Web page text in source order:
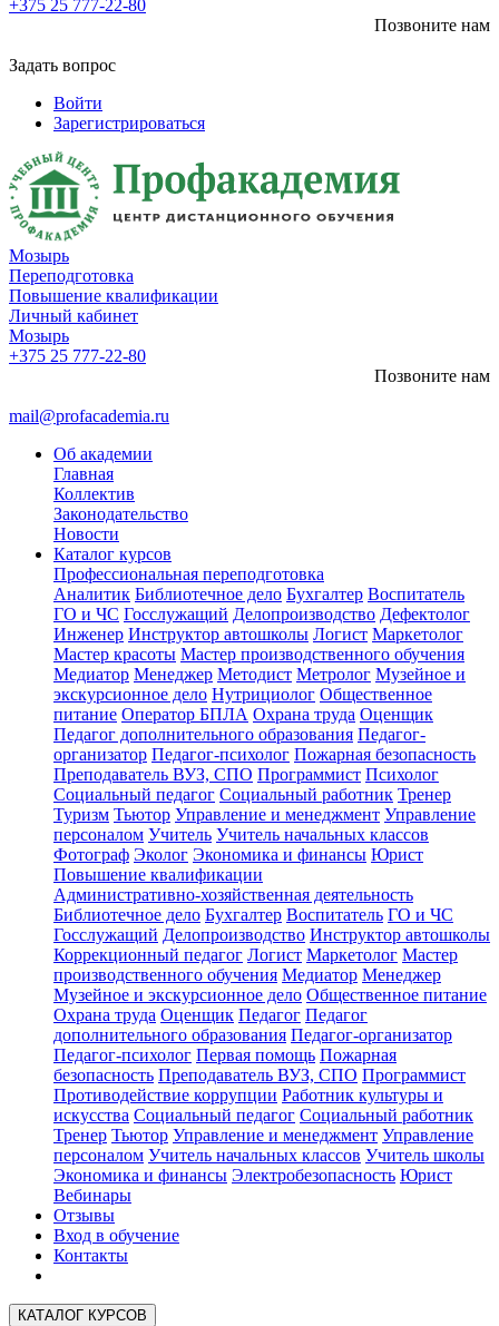
+375 25 777-22-80
Позвоните нам
Задать вопрос
Войти
Зарегистрироваться
Мозырь
Переподготовка
Повышение квалификации
Личный кабинет
Мозырь
+375 25 777-22-80
Позвоните нам
mail@profacademia.ru
Об академии
Главная
Коллектив
Законодательство
Новости
Каталог курсов
Профессиональная переподготовка
Аналитик Библиотечное дело Бухгалтер Воспитатель
ГО и ЧС Госслужащий Делопроизводство Дефектолог
Инженер Инструктор автошколы Логист Маркетолог
Мастер красоты Мастер производственного обучения
Медиатор Менеджер Методист Метролог Музейное и
экскурсионное дело Нутрициолог Общественное
питание Оператор БПЛА Охрана труда Оценщик
Педагог дополнительного образования Педагог-
организатор Педагог-психолог Пожарная безопасность
Преподаватель ВУЗ, СПО Программист Психолог
Социальный педагог Социальный работник Тренер
Туризм Тьютор Управление и менеджмент Управление
персоналом Учитель Учитель начальных классов
Фотограф Эколог Экономика и финансы Юрист
Повышение квалификации
Административно-хозяйственная деятельность
Библиотечное дело Бухгалтер Воспитатель ГО и ЧС
Госслужащий Делопроизводство Инструктор автошколы
Коррекционный педагог Логист Маркетолог Мастер
производственного обучения Медиатор Менеджер
Музейное и экскурсионное дело Общественное питание
Охрана труда Оценщик Педагог Педагог
дополнительного образования Педагог-организатор
Педагог-психолог Первая помощь Пожарная
безопасность Преподаватель ВУЗ, СПО Программист
Противодействие коррупции Работник культуры и
искусства Социальный педагог Социальный работник
Тренер Тьютор Управление и менеджмент Управление
персоналом Учитель начальных классов Учитель школы
Экономика и финансы Электробезопасность Юрист
Вебинары
Отзывы
Вход в обучение
Контакты
КАТАЛОГ КУРСОВ